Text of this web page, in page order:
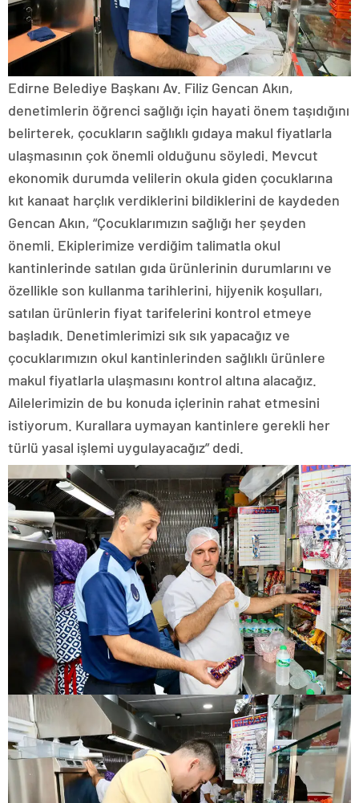
Edirne Belediye Başkanı Av. Filiz Gencan Akın,
denetimlerin öğrenci sağlığı için hayati önem taşıdığını
belirterek, çocukların sağlıklı gıdaya makul fiyatlarla
ulaşmasının çok önemli olduğunu söyledi. Mevcut
ekonomik durumda velilerin okula giden çocuklarına
kıt kanaat harçlık verdiklerini bildiklerini de kaydeden
Gencan Akın, “Çocuklarımızın sağlığı her şeyden
önemli. Ekiplerimize verdiğim talimatla okul
kantinlerinde satılan gıda ürünlerinin durumlarını ve
özellikle son kullanma tarihlerini, hijyenik koşulları,
satılan ürünlerin fiyat tarifelerini kontrol etmeye
başladık. Denetimlerimizi sık sık yapacağız ve
çocuklarımızın okul kantinlerinden sağlıklı ürünlere
makul fiyatlarla ulaşmasını kontrol altına alacağız.
Ailelerimizin de bu konuda içlerinin rahat etmesini
istiyorum. Kurallara uymayan kantinlere gerekli her
türlü yasal işlemi uygulayacağız” dedi.